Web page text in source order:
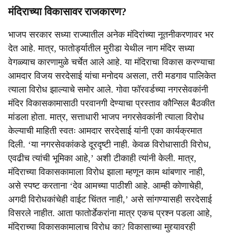
मंदिराच्या विकासावर राजकारण?
भाजप सरकार सध्या राज्यातील अनेक मंदिरांच्या नूतनीकरणावर भर
देत आहे. मात्र, फातोर्ड्यातील मुरीडा येथील नाग मंदिर सध्या
वेगळ्याच कारणामुळे चर्चेत आले आहे. या मंदिराचा विकास करण्याचा
आमदार विजय सरदेसाई यांचा मनोदय असला, तरी मडगाव पालिकेत
त्याला विरोध झाल्याचे समोर आले. गोवा फॉरवर्डच्या नगरसेवकांनी
मंदिर विकासकामासाठी परवानगी देण्याचा प्रस्ताव कौन्सिल बैठकीत
मांडला होता. मात्र, सत्ताधारी भाजप नगरसेवकांनी त्याला विरोध
केल्याची माहिती स्वतः आमदार सरदेसाई यांनी एका कार्यक्रमात
दिली. ‘या नगरसेवकांकडे दूरदृष्टी नाही. केवळ विरोधासाठी विरोध,
एवढीच त्यांची भूमिका आहे,’ अशी टीकाही त्यांनी केली. मात्र,
मंदिराच्या विकासकामाला विरोध झाला म्हणून काम थांबणार नाही,
असे स्पष्ट करताना ‘देव आमच्या पाठीशी आहे. आम्ही कोणाचेही,
अगदी विरोधकांचेही वाईट चिंतत नाही,’ असे सांगण्यासही सरदेसाई
विसरले नाहीत. आता फातोर्डेकरांना मात्र एकच प्रश्न पडला आहे,
मंदिराच्या विकासकामालाच विरोध का? विकासाच्या मुद्द्यावरही